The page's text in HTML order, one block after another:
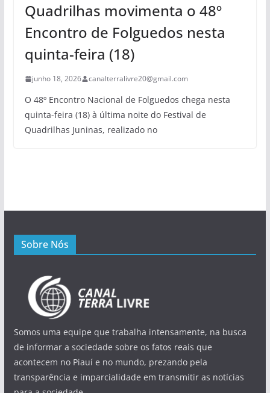
Quadrilhas movimenta o 48º
Encontro de Folguedos nesta
quinta-feira (18)
junho 18, 2026 canalterralivre20@gmail.com
O 48º Encontro Nacional de Folguedos chega nesta
quinta-feira (18) à última noite do Festival de
Quadrilhas Juninas, realizado no
Sobre Nós
Somos uma equipe que trabalha intensamente, na busca
de informar a sociedade sobre os fatos reais que
acontecem no Piauí e no mundo, prezando pela
transparência e imparcialidade em transmitir as notícias